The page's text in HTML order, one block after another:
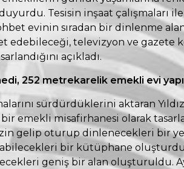
duyurdu. Tesisin inşaat
evinin sıradan bir dinlenme
edebileceği, televizyon ve gazete
açıkladı.
252 metrekarelik emekli evi
sürdürdüklerini aktaran
emekli misafirhanesi olarak
gelip oturup dinlenecekleri bir yer
bir kütüphane
geniş bir alan oluşturuldu.